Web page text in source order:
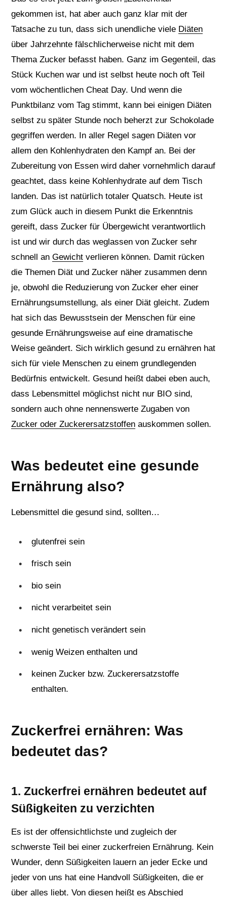
gekommen ist, hat aber auch ganz klar mit der
Tatsache zu tun, dass sich unendliche viele Diäten
über Jahrzehnte fälschlicherweise nicht mit dem
Thema Zucker befasst haben. Ganz im Gegenteil, das
Stück Kuchen war und ist selbst heute noch oft Teil
vom wöchentlichen Cheat Day. Und wenn die
Punktbilanz vom Tag stimmt, kann bei einigen Diäten
selbst zu später Stunde noch beherzt zur Schokolade
gegriffen werden. In aller Regel sagen Diäten vor
allem den Kohlenhydraten den Kampf an. Bei der
Zubereitung von Essen wird daher vornehmlich darauf
geachtet, dass keine Kohlenhydrate auf dem Tisch
landen. Das ist natürlich totaler Quatsch. Heute ist
zum Glück auch in diesem Punkt die Erkenntnis
gereift, dass Zucker für Übergewicht verantwortlich
ist und wir durch das weglassen von Zucker sehr
schnell an Gewicht verlieren können. Damit rücken
die Themen Diät und Zucker näher zusammen denn
je, obwohl die Reduzierung von Zucker eher einer
Ernährungsumstellung, als einer Diät gleicht. Zudem
hat sich das Bewusstsein der Menschen für eine
gesunde Ernährungsweise auf eine dramatische
Weise geändert. Sich wirklich gesund zu ernähren hat
sich für viele Menschen zu einem grundlegenden
Bedürfnis entwickelt. Gesund heißt dabei eben auch,
dass Lebensmittel möglichst nicht nur BIO sind,
sondern auch ohne nennenswerte Zugaben von
Zucker oder Zuckerersatzstoffen auskommen sollen.
Was bedeutet eine gesunde
Ernährung also?
Lebensmittel die gesund sind, sollten…
glutenfrei sein
frisch sein
bio sein
nicht verarbeitet sein
nicht genetisch verändert sein
wenig Weizen enthalten und
keinen Zucker bzw. Zuckerersatzstoffe
enthalten.
Zuckerfrei ernähren: Was
bedeutet das?
1. Zuckerfrei ernähren bedeutet auf
Süßigkeiten zu verzichten
Es ist der offensichtlichste und zugleich der
schwerste Teil bei einer zuckerfreien Ernährung. Kein
Wunder, denn Süßigkeiten lauern an jeder Ecke und
jeder von uns hat eine Handvoll Süßigkeiten, die er
über alles liebt. Von diesen heißt es Abschied